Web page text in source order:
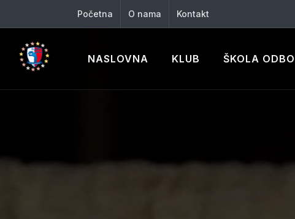
Početna O nama Kontakt
NASLOVNA KLUB ŠKOLA